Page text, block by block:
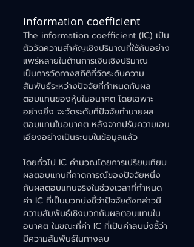
information coefficient
The information coefficient (IC) เป็น
ตัววัดความสำคัญเชิงปริมาณที่ใช้กันอย่าง
แพร่หลายในด้านการเงินเชิงปริมาณ
เป็นการวัดทางสถิติที่วัดระดับความ
สัมพันธ์ระหว่างปัจจัยที่กำหนดกับผล
ตอบแทนของหุ้นในอนาคต โดยเฉพาะ
อย่างยิ่ง จะวัดระดับที่ปัจจัยทำนายผล
ตอบแทนในอนาคต หลังจากปรับความเอน
เอียงอย่างเป็นระบบในข้อมูลแล้ว
โดยทั่วไป IC คำนวณโดยการเปรียบเทียบ
ผลตอบแทนที่คาดการณ์ของปัจจัยหนึ่ง
กับผลตอบแทนจริงในช่วงเวลาที่กำหนด
ค่า IC ที่เป็นบวกบ่งชี้ว่าปัจจัยดังกล่าวมี
ความสัมพันธ์เชิงบวกกับผลตอบแทนใน
อนาคต ในขณะที่ค่า IC ที่เป็นค่าลบบ่งชี้ว่า
มีความสัมพันธ์ในทางลบ